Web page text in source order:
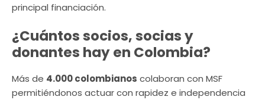
principal financiación.
¿Cuántos socios, socias y
donantes hay en Colombia?
Más de 4.000 colombianos colaboran con MSF
permitiéndonos actuar con rapidez e independencia